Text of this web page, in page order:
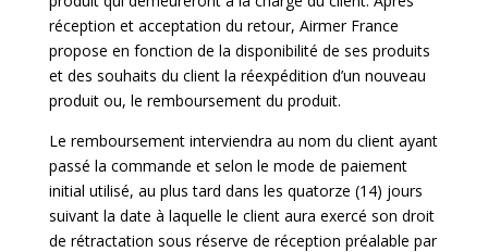
réception et acceptation du retour, Airmer France
propose en fonction de la disponibilité de ses produits
et des souhaits du client la réexpédition d’un nouveau
produit ou, le remboursement du produit.
Le remboursement interviendra au nom du client ayant
passé la commande et selon le mode de paiement
initial utilisé, au plus tard dans les quatorze (14) jours
suivant la date à laquelle le client aura exercé son droit
de rétractation sous réserve de réception préalable par